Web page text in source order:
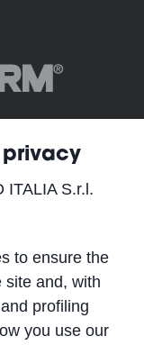
a Socio unico
ITALY
privacy
ITALIA S.r.l.
to ensure the
site and, with
profiling
you use our